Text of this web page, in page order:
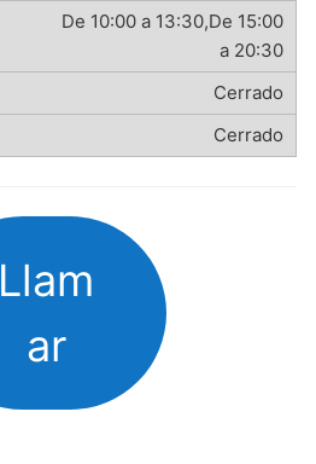
De 10:00 a 13:30,De 15:00
a 20:30
Cerrado
Cerrado
Llam
ar